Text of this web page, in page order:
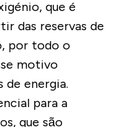
que é
das reservas de
por todo o
motivo
de energia.
para a
que são